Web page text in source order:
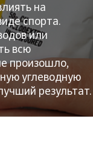
на
спорта.
или
всю
произошло,
углеводную
результат.